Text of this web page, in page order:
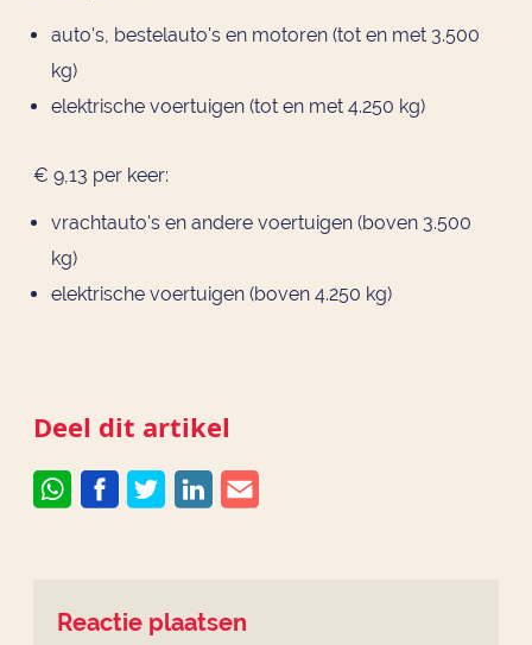
auto's, bestelauto's en motoren (tot en met 3.500
kg)
elektrische voertuigen (tot en met 4.250 kg)
€ 9,13 per keer:
vrachtauto's en andere voertuigen (boven 3.500
kg)
elektrische voertuigen (boven 4.250 kg)
Deel dit artikel
Reactie plaatsen